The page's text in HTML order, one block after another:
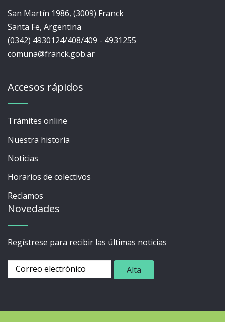
San Martín 1986, (3009) Franck
Santa Fe, Argentina
(0342) 4930124/408/409 - 4931255
comuna@franck.gob.ar
Accesos rápidos
Trámites online
Nuestra historia
Noticias
Horarios de colectivos
Reclamos
Novedades
Regístrese para recibir las últimas noticias